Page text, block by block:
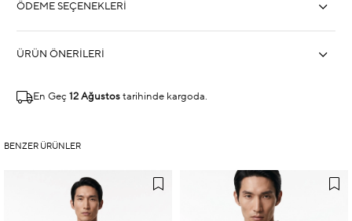
ÖDEME SEÇENEKLERI
ÜRÜN ÖNERILERI
En Geç 12 Ağustos tarihinde kargoda.
BENZER ÜRÜNLER